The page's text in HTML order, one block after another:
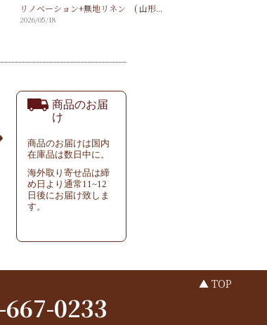
リノベーション+無地リネン ( 山形...
2026/05/18
商品のお届
け
商品のお届けは国内
在庫品は数日中に。
海外取り寄せ品は締
め日より通常11~12
日後にお届け致しま
す。
▲ TOP
0233